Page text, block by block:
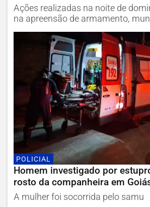
Ações realizadas na noite de
na apreensão de armamento,
POLICIAL
Homem investigado por
rosto da companheira em
A mulher foi socorrida pelo samu